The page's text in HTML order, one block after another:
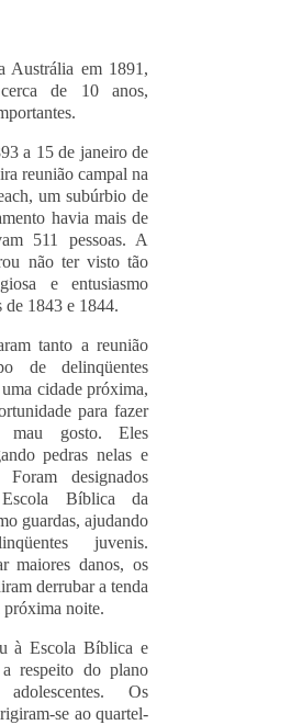
Austrália em 1891,
de 10 anos,
a 15 de janeiro de
reunião campal na
, um subúrbio de
havia mais de
511 pessoas. A
não ter visto tão
e entusiasmo
de 1843 e 1844.
tanto a reunião
de delinqüentes
cidade próxima,
para fazer
mau gosto. Eles
pedras nelas e
designados
Bíblica da
guardas, ajudando
juvenis.
maiores danos, os
derrubar a tenda
próxima noite.
à Escola Bíblica e
respeito do plano
Os
se ao quartel-